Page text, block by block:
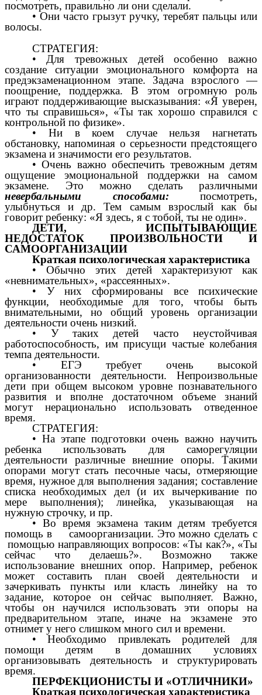
посмотреть, правильно ли они сделали.
• Они часто грызут ручку, теребят пальцы или
волосы.
СТРАТЕГИЯ:
• Для тревожных детей особенно важно
создание ситуации эмоционального комфорта на
предэкзаменационном этапе. Задача взрослого —
поощрение, поддержка. В этом огромную роль
играют поддерживающие высказывания: «Я уверен,
что ты справишься», «Ты так хорошо справился с
контрольной по физике».
• Ни в коем случае нельзя нагнетать
обстановку, напоминая о серьезности предстоящего
экзамена и значимости его результатов.
• Очень важно обеспечить тревожным детям
ощущение эмоциональной поддержки на самом
экзамене. Это можно сделать различными
невербальными способами: посмотреть,
улыбнуться и др. Тем самым взрослый как бы
говорит ребенку: «Я здесь, я с тобой, ты не один».
ДЕТИ, ИСПЫТЫВАЮЩИЕ
НЕДОСТАТОК ПРОИЗВОЛЬНОСТИ И
САМООРГАНИЗАЦИИ
Краткая психологическая характеристика
• Обычно этих детей характеризуют как
«невнимательных», «рассеянных».
• У них сформированы все психические
функции, необходимые для того, чтобы быть
внимательными, но общий уровень организации
деятельности очень низкий.
• У таких детей часто неустойчивая
работоспособность, им присущи частые колебания
темпа деятельности.
• ЕГЭ требует очень высокой
организованности деятельности. Непроизвольные
дети при общем высоком уровне познавательного
развития и вполне достаточном объеме знаний
могут нерационально использовать отведенное
время.
СТРАТЕГИЯ:
• На этапе подготовки очень важно научить
ребенка использовать для саморегуляции
деятельности различные внешние опоры. Такими
опорами могут стать песочные часы, отмеряющие
время, нужное для выполнения задания; составление
списка необходимых дел (и их вычеркивание по
мере выполнения); линейка, указывающая на
нужную строчку, и пр.
• Во время экзамена таким детям требуется
помощь в самоорганизации. Это можно сделать с
помощью направляющих вопросов: «Ты как?», «Ты
сейчас что делаешь?». Возможно также
использование внешних опор. Например, ребенок
может составить план своей деятельности и
зачеркивать пункты или класть линейку на то
задание, которое он сейчас выполняет. Важно,
чтобы он научился использовать эти опоры на
предварительном этапе, иначе на экзамене это
отнимет у него слишком много сил и времени.
• Необходимо привлекать родителей для
помощи детям в домашних условиях
организовывать деятельность и структурировать
время.
ПЕРФЕКЦИОНИСТЫ И «ОТЛИЧНИКИ»
Краткая психологическая характеристика